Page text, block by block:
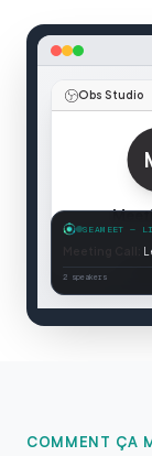
Obs Studio
SEAMEET —
2 speakers
COMMENT ÇA